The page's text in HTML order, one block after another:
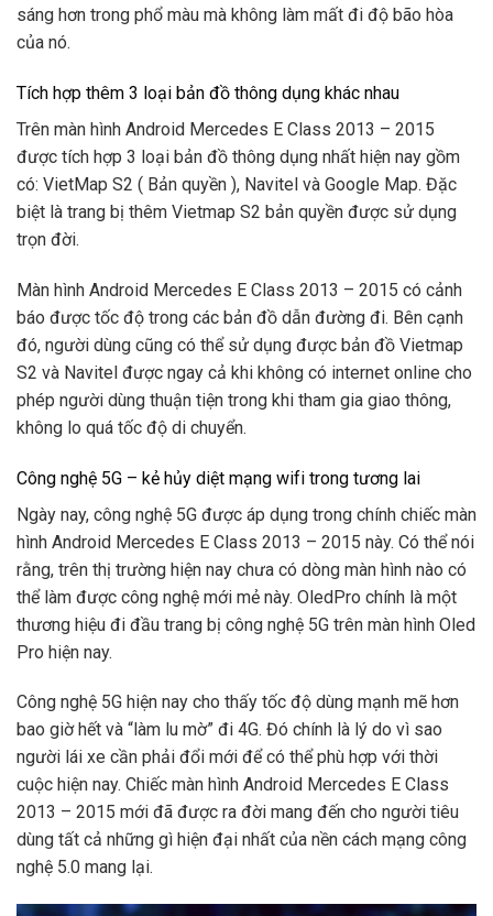
sáng hơn trong phổ màu mà không làm mất đi độ bão hòa
của nó.
Tích hợp thêm 3 loại bản đồ thông dụng khác nhau
Trên màn hình Android Mercedes E Class 2013 – 2015
được tích hợp 3 loại bản đồ thông dụng nhất hiện nay gồm
có: VietMap S2 ( Bản quyền ), Navitel và Google Map. Đặc
biệt là trang bị thêm Vietmap S2 bản quyền được sử dụng
trọn đời.
Màn hình Android Mercedes E Class 2013 – 2015 có cảnh
báo được tốc độ trong các bản đồ dẫn đường đi. Bên cạnh
đó, người dùng cũng có thể sử dụng được bản đồ Vietmap
S2 và Navitel được ngay cả khi không có internet online cho
phép người dùng thuận tiện trong khi tham gia giao thông,
không lo quá tốc độ di chuyển.
Công nghệ 5G – kẻ hủy diệt mạng wifi trong tương lai
Ngày nay, công nghệ 5G được áp dụng trong chính chiếc màn
hình Android Mercedes E Class 2013 – 2015 này. Có thể nói
rằng, trên thị trường hiện nay chưa có dòng màn hình nào có
thể làm được công nghệ mới mẻ này. OledPro chính là một
thương hiệu đi đầu trang bị công nghệ 5G trên màn hình Oled
Pro hiện nay.
Công nghệ 5G hiện nay cho thấy tốc độ dùng mạnh mẽ hơn
bao giờ hết và “làm lu mờ” đi 4G. Đó chính là lý do vì sao
người lái xe cần phải đổi mới để có thể phù hợp với thời
cuộc hiện nay. Chiếc màn hình Android Mercedes E Class
2013 – 2015 mới đã được ra đời mang đến cho người tiêu
dùng tất cả những gì hiện đại nhất của nền cách mạng công
nghệ 5.0 mang lại.